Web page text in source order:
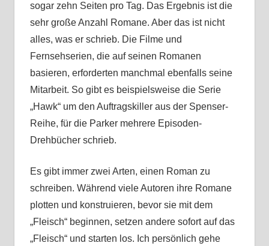
sogar zehn Seiten pro Tag. Das Ergebnis ist die
sehr große Anzahl Romane. Aber das ist nicht
alles, was er schrieb. Die Filme und
Fernsehserien, die auf seinen Romanen
basieren, erforderten manchmal ebenfalls seine
Mitarbeit. So gibt es beispielsweise die Serie
„Hawk“ um den Auftragskiller aus der Spenser-
Reihe, für die Parker mehrere Episoden-
Drehbücher schrieb.
Es gibt immer zwei Arten, einen Roman zu
schreiben. Während viele Autoren ihre Romane
plotten und konstruieren, bevor sie mit dem
„Fleisch“ beginnen, setzen andere sofort auf das
„Fleisch“ und starten los. Ich persönlich gehe